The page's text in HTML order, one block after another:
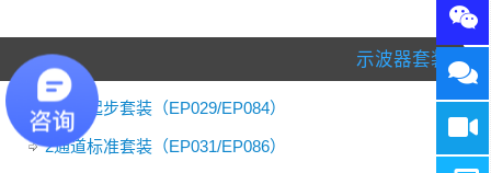
示波器套装
2通道起步套装（EP029/EP084）
2通道标准套装（EP031/EP086）